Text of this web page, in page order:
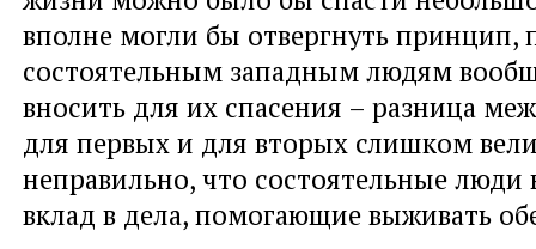
вполне могли бы отвергнуть
состоятельным западным людям
вносить для их спасения – разница
для первых и для вторых слишком
неправильно, что состоятельные люди
вклад в дела, помогающие выживать